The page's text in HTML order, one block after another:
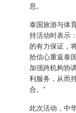
息。
泰国旅游与体
持活动时表示
的有力保证
拾信心重返泰
加强跨机构协
利服务，从而
合。”
此次活动，中